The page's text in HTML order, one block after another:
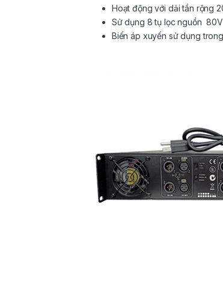
Hoạt động với dải tần rộng
Sử dụng 8 tụ lọc nguồn
Biến áp xuyến sử dụng trong